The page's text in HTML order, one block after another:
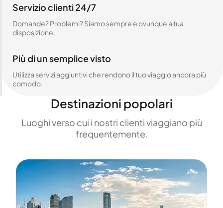
Servizio clienti 24/7
Domande? Problemi? Siamo sempre e ovunque a tua
disposizione.
Più di un semplice visto
Utilizza servizi aggiuntivi che rendono il tuo viaggio ancora più
comodo.
Destinazioni popolari
Luoghi verso cui i nostri clienti viaggiano più
frequentemente.